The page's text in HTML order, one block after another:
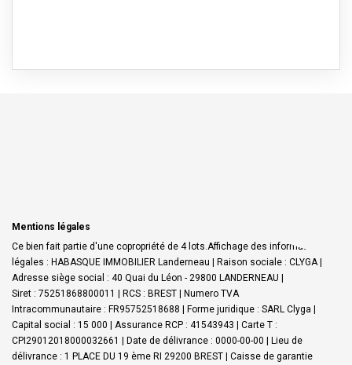
Mentions légales
Ce bien fait partie d'une copropriété de 4 lots.Affichage des informations
légales : HABASQUE IMMOBILIER Landerneau | Raison sociale : CLYGA |
Adresse siège social : 40 Quai du Léon - 29800 LANDERNEAU |
Siret : 75251868800011 | RCS : BREST | Numero TVA
Intracommunautaire : FR95752518688 | Forme juridique : SARL Clyga |
Capital social : 15 000 | Assurance RCP : 41543943 | Carte T :
CPI29012018000032661 | Date de délivrance : 0000-00-00 | Lieu de
délivrance : 1 PLACE DU 19 ème RI 29200 BREST | Caisse de garantie